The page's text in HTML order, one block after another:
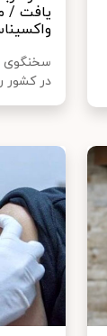
یافت /
سخنگوی
در کشور